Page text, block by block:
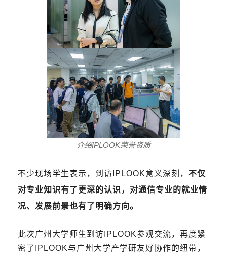
介绍IPLOOK荣誉资质
不少现场学生表示，到访IPLOOK意义深刻，不仅
对专业知识有了更深的认识，对通信专业的就业情
况、发展前景也有了明确方向。
此次广州大学师生到访IPLOOK参观交流，再度紧
密了IPLOOK与广州大学产学研友好协作的纽带，